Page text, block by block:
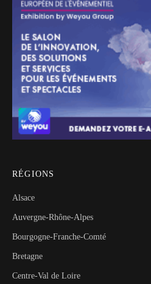
RÉGIONS
Alsace
Auvergne-Rhône-Alpes
Bourgogne-Franche-Comté
Bretagne
Centre-Val de Loire